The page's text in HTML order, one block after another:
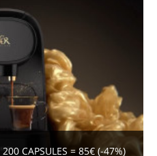
CAPSULES = 85€ (-47%)